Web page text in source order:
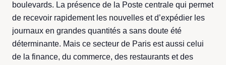
boulevards. La présence de la Poste centrale qui permet
de recevoir rapidement les nouvelles et d’expédier les
journaux en grandes quantités a sans doute été
déterminante. Mais ce secteur de Paris est aussi celui
de la finance, du commerce, des restaurants et des